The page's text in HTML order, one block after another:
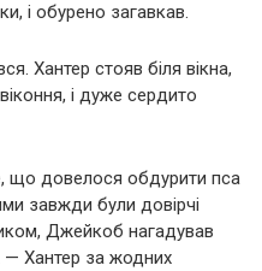
і обурено загавкав.
Хантер стояв біля вікна,
і дуже сердито
що довелося обдурити пса
завжди були довірчі
Джейкоб нагадував
Хантер за жодних